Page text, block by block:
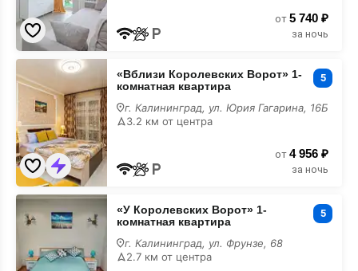
от 5 740 ₽
за ночь
«Вблизи
Королевских
Ворот»
комнатная
квартира
«Вблизи Королевских Ворот» 1-
комнатная квартира
5
г. Калининград, ул. Юрия Гагарина, 16Б
3.2 км от центра
от 4 956 ₽
за ночь
«У
Королевских
Ворот»
комнатная
квартира
«У Королевских Ворот» 1-
комнатная квартира
5
г. Калининград, ул. Фрунзе, 68
2.7 км от центра